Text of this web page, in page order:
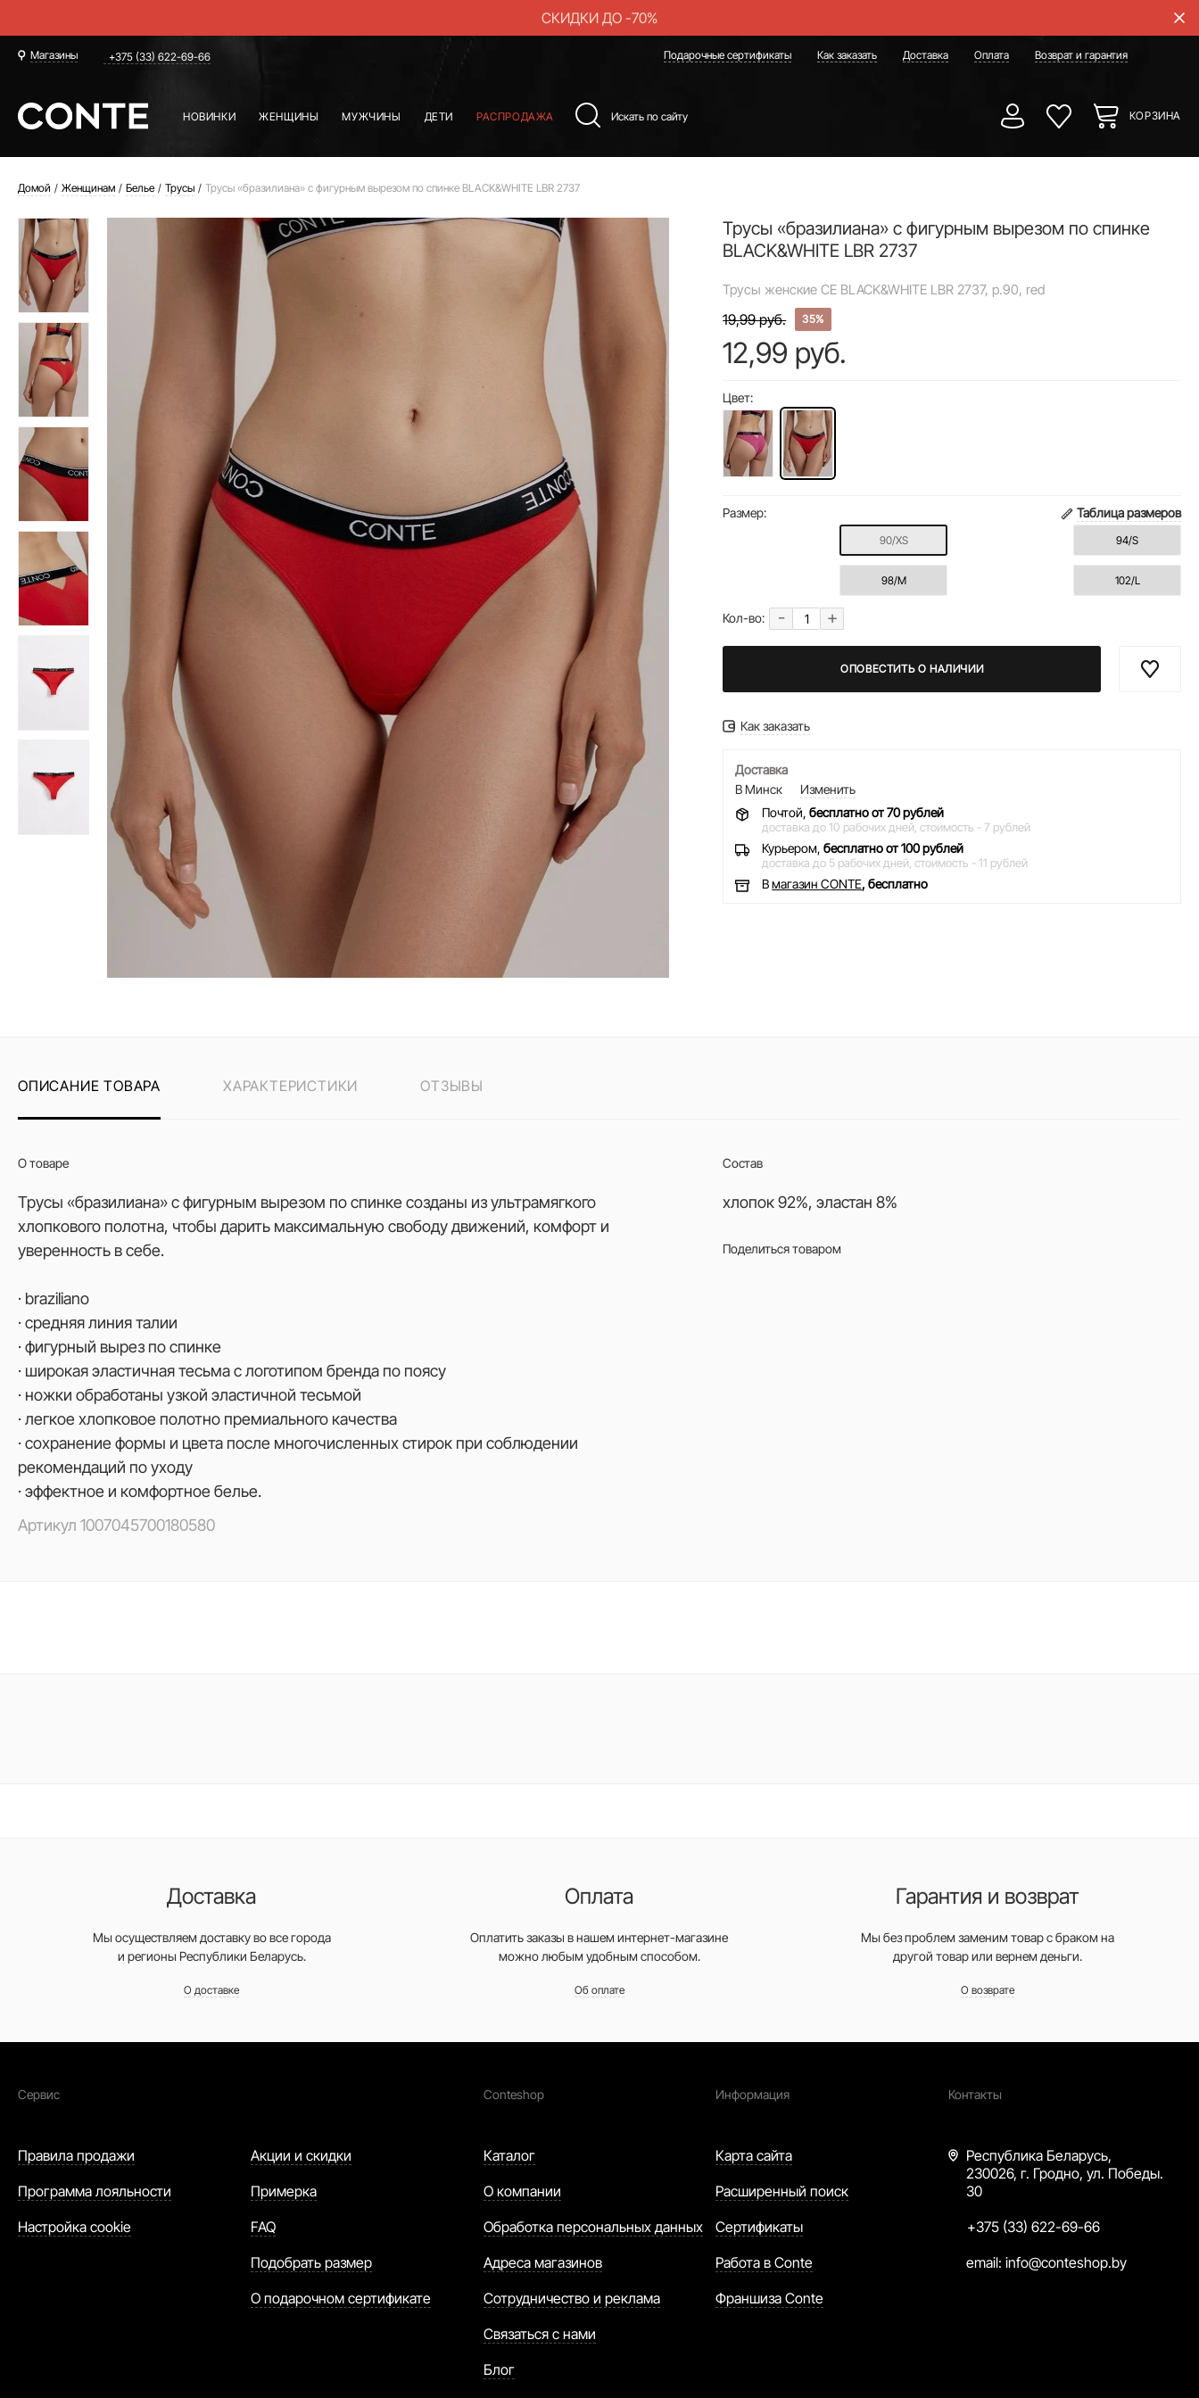
СКИДКИ ДО -70%
Магазины +375 (33) 622-69-66 Подарочные сертификаты Как заказать Доставка Оплата Возврат и гарантия
НОВИНКИ ЖЕНЩИНЫ МУЖЧИНЫ ДЕТИ РАСПРОДАЖА КОРЗИНА
Домой Женщинам Белье Трусы Трусы «бразилиана» с фигурным вырезом по спинке BLACK&WHITE LBR 2737
Трусы «бразилиана» с фигурным вырезом по спинке
BLACK&WHITE LBR 2737
Трусы женские CE BLACK&WHITE LBR 2737, р.90, red
19,99 руб. 35%
12,99 руб.
Цвет:
Размер: Таблица размеров
90/XS 94/S
98/M 102/L
Кол-во: - +
ОПОВЕСТИТЬ О НАЛИЧИИ
Как заказать
Доставка
В Минск
Изменить
Почтой,бесплатно от 70 рублей
доставка до 10 рабочих дней, стоимость - 7 рублей
Курьером,бесплатно от 100 рублей
доставка до 5 рабочих дней, стоимость - 11 рублей
Вмагазин CONTE, бесплатно
ОПИСАНИЕ ТОВАРА ХАРАКТЕРИСТИКИ ОТЗЫВЫ
О товаре
Трусы «бразилиана» с фигурным вырезом по спинке созданы из ультрамягкого
хлопкового полотна, чтобы дарить максимальную свободу движений, комфорт и
уверенность в себе.
· braziliano
· средняя линия талии
· фигурный вырез по спинке
· широкая эластичная тесьма с логотипом бренда по поясу
· ножки обработаны узкой эластичной тесьмой
· легкое хлопковое полотно премиального качества
· сохранение формы и цвета после многочисленных стирок при соблюдении
рекомендаций по уходу
· эффектное и комфортное белье.
Артикул 1007045700180580
Состав
хлопок 92%, эластан 8%
Поделиться товаром
Доставка
Мы осуществляем доставку во все города
и регионы Республики Беларусь.
О доставке
Оплата
Оплатить заказы в нашем интернет-магазине
можно любым удобным способом.
Об оплате
Гарантия и возврат
Мы без проблем заменим товар с браком на
другой товар или вернем деньги.
О возврате
Сервис
Правила продажи
Программа лояльности
Настройка cookie
Акции и скидки
Примерка
FAQ
Подобрать размер
О подарочном сертификате
Conteshop
Каталог
О компании
Обработка персональных данных
Адреса магазинов
Сотрудничество и реклама
Связаться с нами
Блог
Информация
Карта сайта
Расширенный поиск
Сертификаты
Работа в Conte
Франшиза Conte
Контакты
Республика Беларусь,
230026, г. Гродно, ул. Победы.
30
+375 (33) 622-69-66
email:info@conteshop.by